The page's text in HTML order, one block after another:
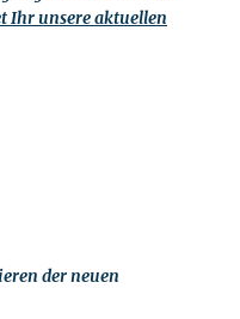
Ihr unsere aktuellen
der neuen